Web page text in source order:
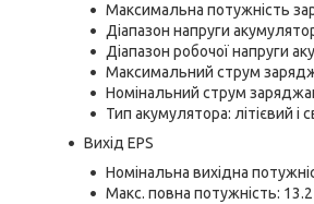
Максимальна потужність
Діапазон напруги
Діапазон робочої напруги
Максимальний струм
Номінальний струм
Тип акумулятора: літієвий і
Вихід EPS
Номінальна вихідна
Макс. повна потужність: